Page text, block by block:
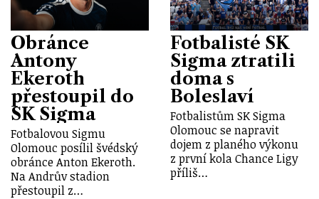
Obránce
Antony
Ekeroth
přestoupil do
SK Sigma
Fotbalovou Sigmu
Olomouc posílil švédský
obránce Anton Ekeroth.
Na Andrův stadion
přestoupil z…
Fotbalisté SK
Sigma ztratili
doma s
Boleslaví
Fotbalistům SK Sigma
Olomouc se napravit
dojem z planého výkonu
z první kola Chance Ligy
příliš…